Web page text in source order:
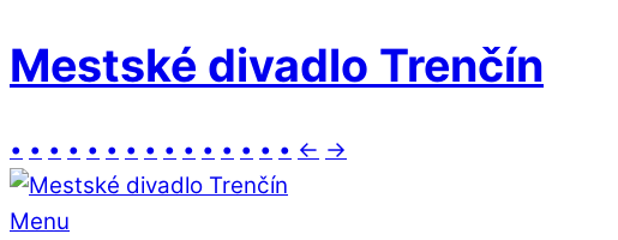
Mestské divadlo Trenčín
• • • • • • • • • • • • • • • ← →
Menu